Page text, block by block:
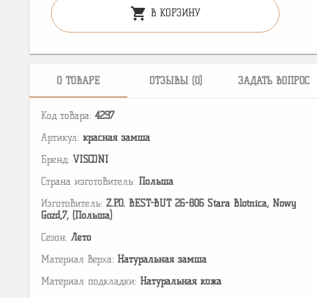
shopping_cart В КОРЗИНУ
О ТОВАРЕ ОТЗЫВЫ (0) ЗАДАТЬ ВОПРОС
Код товара: 4297
Артикул: красная замша
Бренд: VISCONI
Страна изготовитель: Польша
Изготовитель: Z.P.O. BEST-BUT 26-806 Stara Blotnica, Nowy
Gozd,7, (Польша)
Сезон: Лето
Материал верха: Натуральная замша
Материал подкладки: Натуральная кожа